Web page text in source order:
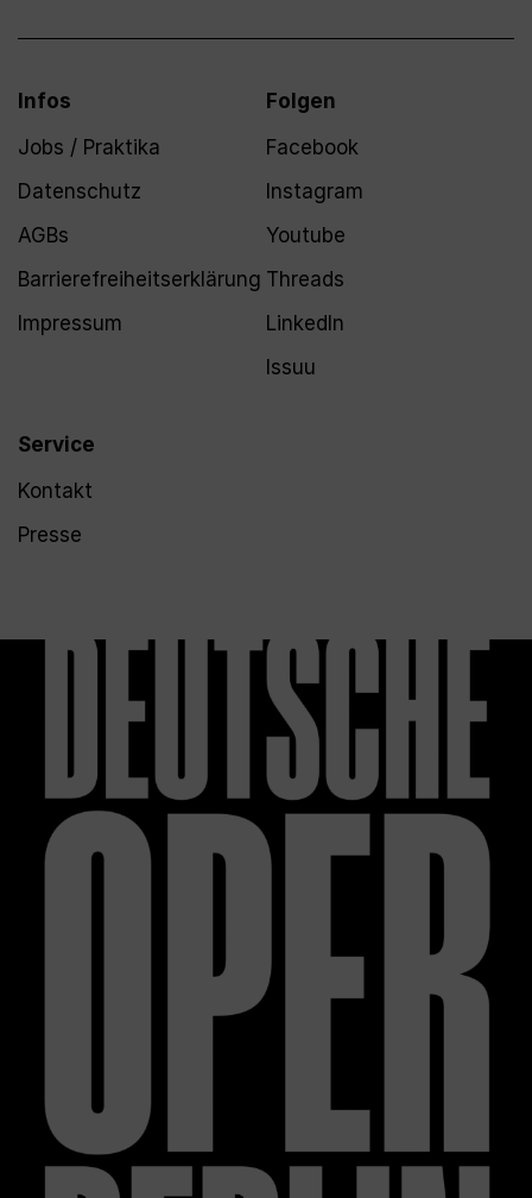
Infos
Jobs / Praktika
Datenschutz
AGBs
Barrierefreiheitserklärung
Impressum
Service
Kontakt
Presse
Folgen
Facebook
Instagram
Youtube
Threads
LinkedIn
Issuu